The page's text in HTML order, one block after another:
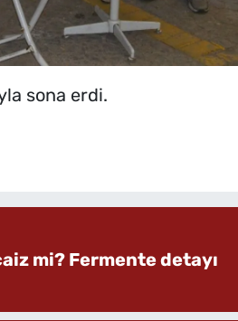
sona erdi.
mi? Fermente detayı